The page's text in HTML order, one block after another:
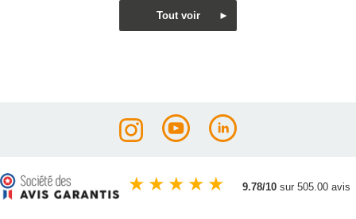
★ ★ ★ ★ ★ 9.78/10 sur 505.00 avis